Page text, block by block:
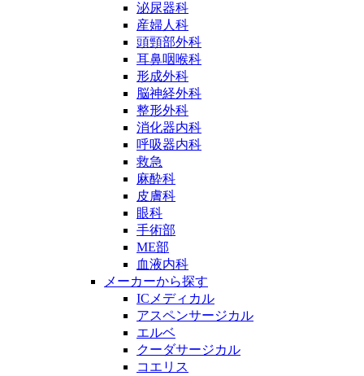
泌尿器科
産婦人科
頭頸部外科
耳鼻咽喉科
形成外科
脳神経外科
整形外科
消化器内科
呼吸器内科
救急
麻酔科
皮膚科
眼科
手術部
ME部
血液内科
メーカーから探す
ICメディカル
アスペンサージカル
エルベ
クーダサージカル
コエリス